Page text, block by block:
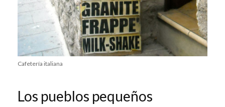
Cafetería italiana
Los pueblos pequeños